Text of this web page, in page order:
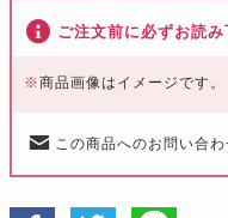
ご注文前に必ずお読み
※商品画像はイメージです。
この商品へのお問い合わ